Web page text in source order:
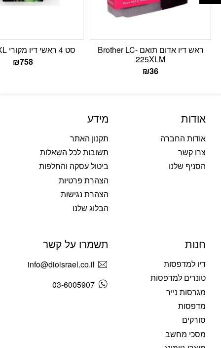
ראש דיו אדום תואם Brother LC-
225XLM
₪36
סט 4 ראשי דיו מקורי HP 963XL
₪758
אודות
אודות החברה
צרו קשר
הסניף שלנו
מידע
תקנון האתר
תשובות לכל השאלות
ביטול עסקה והחלפות
הצהרת פרטיות
הצהרת נגישות
הבלוג שלנו
חנות
דיו למדפסות
טונרים למדפסות
מגרסות נייר
מדפסות
סורקים
מסכי מחשב
תשמרו על קשר
info@dioisrael.co.il
03-6005907